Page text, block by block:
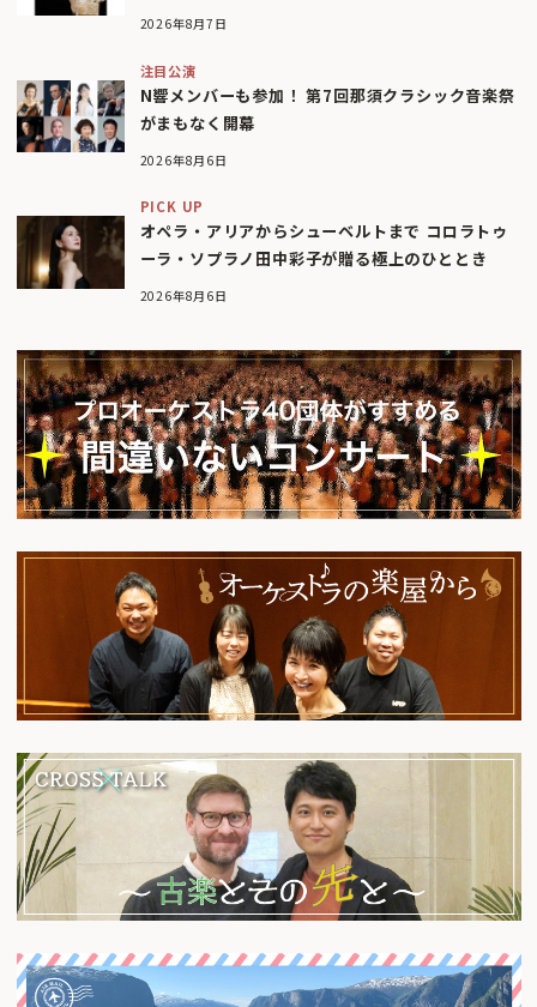
2026年8月7日
注目公演
N響メンバーも参加！ 第7回那須クラシック音楽祭
がまもなく開幕
2026年8月6日
PICK UP
オペラ・アリアからシューベルトまで コロラトゥ
ーラ・ソプラノ田中彩子が贈る極上のひととき
2026年8月6日